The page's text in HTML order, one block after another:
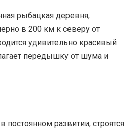
рыбацкая деревня,
в 200 км к северу от
удивительно красивый
передышку от шума и
постоянном развитии, строятся